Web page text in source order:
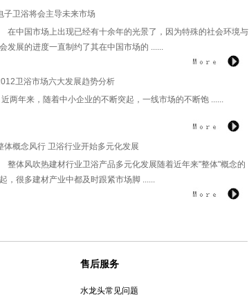
子卫浴将会主导未来市场
中国市场上出现已经有十余年的光景了，因为特殊的社会环境与
发展的进度一直制约了其在中国市场的 ......
卫浴市场六大发展趋势分析
两年来，随着中小企业的不断突起，一线市场的不断饱 ......
体概念风行 卫浴行业开始多元化发展
体风吹热建材行业卫浴产品多元化发展随着近年来"整体"概念的
，很多建材产业中都及时跟紧市场脚 ......
售后服务
水龙头常见问题